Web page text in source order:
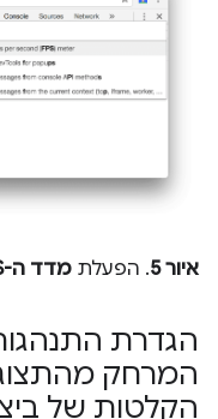
איור 5 . הפעלת מדד ה-FPS
הגדרת
המרחק
הקלטות של